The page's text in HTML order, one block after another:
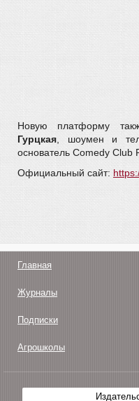
Новую платформу
Гурцкая, шоумен и
основатель Comedy Club
Официальный сайт:
Главная
Журналы
Подписки
Агрошколы